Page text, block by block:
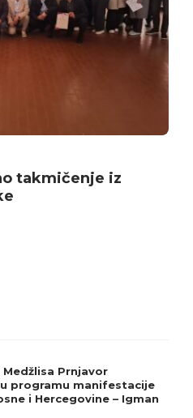
takmičenje iz
Medžlisa Prnjavor
programu manifestacije
i Hercegovine – Igman